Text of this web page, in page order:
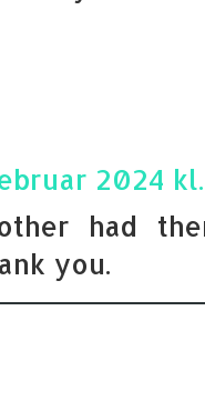
2024
had
you.